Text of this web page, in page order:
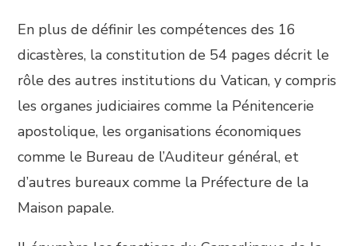
En plus de définir les compétences des 16
dicastères, la constitution de 54 pages décrit le
rôle des autres institutions du Vatican, y compris
les organes judiciaires comme la Pénitencerie
apostolique, les organisations économiques
comme le Bureau de l’Auditeur général, et
d’autres bureaux comme la Préfecture de la
Maison papale.